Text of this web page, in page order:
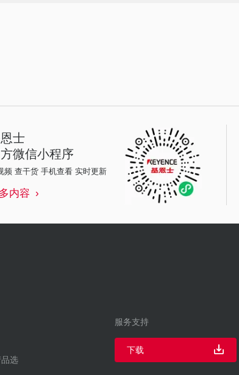
士
微信小程序
频 查干货 手机查看 实时更新
内容
选
服务支持
下载